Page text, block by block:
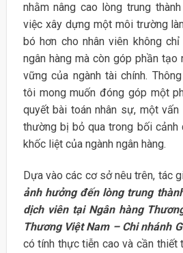
nhằm nâng cao lòng trung
việc xây dựng một môi trường
bó hơn cho nhân viên không
ngân hàng mà còn góp phần tạo
vững của ngành tài chính.
tôi mong muốn đóng góp một
quyết bài toán nhân sự, một
thường bị bỏ qua trong bối cảnh
khốc liệt của ngành ngân hàng.
Dựa vào các cơ sở nêu trên, tác
ảnh hưởng đến lòng trung
dịch viên tại Ngân hàng
Thương Việt Nam – Chi nhánh
có tính thực tiễn cao và cần thiết